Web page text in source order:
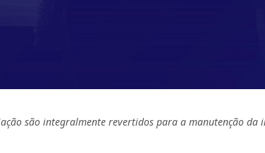
são integralmente revertidos para a manutenção